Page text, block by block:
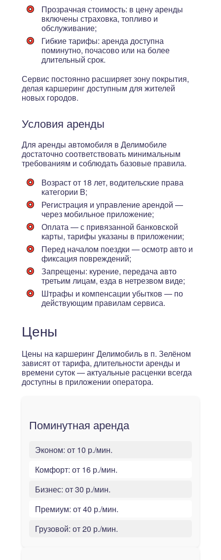
Прозрачная стоимость: в цену аренды
включены страховка, топливо и
обслуживание;
Гибкие тарифы: аренда доступна
поминутно, почасово или на более
длительный срок.
Сервис постоянно расширяет зону покрытия,
делая каршеринг доступным для жителей
новых городов.
Условия аренды
Для аренды автомобиля в Делимобиле
достаточно соответствовать минимальным
требованиям и соблюдать базовые правила.
Возраст от 18 лет, водительские права
категории B;
Регистрация и управление арендой —
через мобильное приложение;
Оплата — с привязанной банковской
карты, тарифы указаны в приложении;
Перед началом поездки — осмотр авто и
фиксация повреждений;
Запрещены: курение, передача авто
третьим лицам, езда в нетрезвом виде;
Штрафы и компенсации убытков — по
действующим правилам сервиса.
Цены
Цены на каршеринг Делимобиль в п. Зелёном
зависят от тарифа, длительности аренды и
времени суток — актуальные расценки всегда
доступны в приложении оператора.
Поминутная аренда
Эконом: от 10 р./мин.
Комфорт: от 16 р./мин.
Бизнес: от 30 р./мин.
Премиум: от 40 р./мин.
Грузовой: от 20 р./мин.